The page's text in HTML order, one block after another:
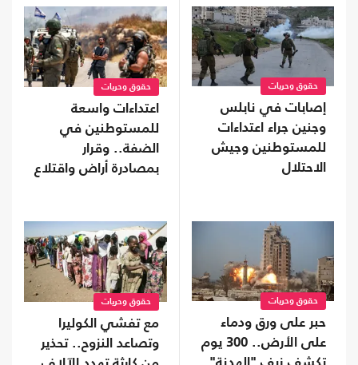
حقوق وحريات
إصابات في نابلس
وجنين جراء اعتداءات
للمستوطنين وجيش
الاحتلال
حقوق وحريات
اعتداءات واسعة
للمستوطنين في
الضفة.. وقرار
بمصادرة أراض واقتلاع
حقوق وحريات
حبر على ورق ودماء
على الأرض.. 300 يوم
حقوق وحريات
مع تفشي الكوليرا
وتصاعد النزوح.. تحذير